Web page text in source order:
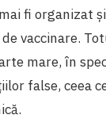
fi organizat
vaccinare.
mare, în
false, ceea